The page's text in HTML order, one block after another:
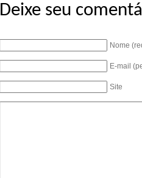
Deixe seu
Nome
E-mail
Site